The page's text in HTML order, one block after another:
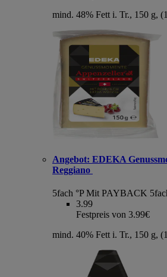
mind. 48% Fett i. Tr., 150 g,
Angebot: EDEKA
Reggiano
5fach °P Mit PAYBACK
3.99
Festpreis von 3.99€
mind. 40% Fett i. Tr., 150 g,